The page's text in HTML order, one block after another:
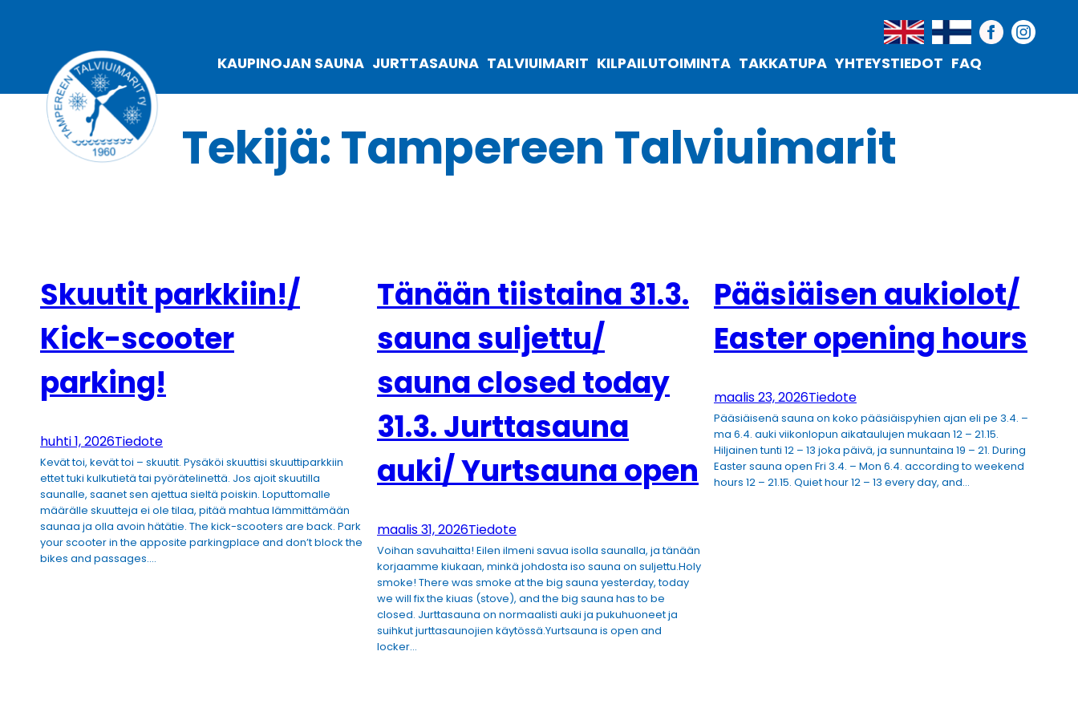
KAUPINOJAN SAUNA JURTTASAUNA TALVIUIMARIT KILPAILUTOIMINTA TAKKATUPA YHTEYSTIEDOT FAQ
Tekijä:Tampereen Talviuimarit
Skuutit parkkiin!/
Kick-scooter
parking!
huhti 1, 2026Tiedote
Kevät toi, kevät toi – skuutit. Pysäköi skuuttisi skuuttiparkkiin
ettet tuki kulkutietä tai pyörätelinettä. Jos ajoit skuutilla
saunalle, saanet sen ajettua sieltä poiskin. Loputtomalle
määrälle skuutteja ei ole tilaa, pitää mahtua lämmittämään
saunaa ja olla avoin hätätie. The kick-scooters are back. Park
your scooter in the apposite parkingplace and don’t block the
bikes and passages.…
Tänään tiistaina 31.3.
sauna suljettu/
sauna closed today
31.3. Jurttasauna
auki/ Yurtsauna open
maalis 31, 2026Tiedote
Voihan savuhaitta! Eilen ilmeni savua isolla saunalla, ja tänään
korjaamme kiukaan, minkä johdosta iso sauna on suljettu.Holy
smoke! There was smoke at the big sauna yesterday, today
we will fix the kiuas (stove), and the big sauna has to be
closed. Jurttasauna on normaalisti auki ja pukuhuoneet ja
suihkut jurttasaunojien käytössä.Yurtsauna is open and
locker…
Pääsiäisen aukiolot/
Easter opening hours
maalis 23, 2026Tiedote
Pääsiäisenä sauna on koko pääsiäispyhien ajan eli pe 3.4. –
ma 6.4. auki viikonlopun aikataulujen mukaan 12 – 21.15.
Hiljainen tunti 12 – 13 joka päivä, ja sunnuntaina 19 – 21. During
Easter sauna open Fri 3.4. – Mon 6.4. according to weekend
hours 12 – 21.15. Quiet hour 12 – 13 every day, and…